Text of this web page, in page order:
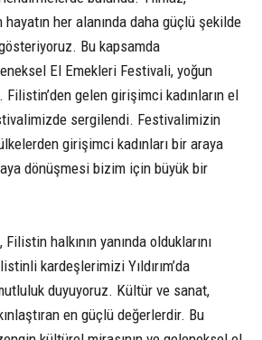
hayatın her alanında daha güçlü şekilde
Bu kapsamda
El Emekleri Festivali, yoğun
Filistin’den gelen girişimci kadınların el
sergilendi. Festivalimizin
girişimci kadınları bir araya
dönüşmesi bizim için büyük bir
halkının yanında olduklarını
kardeşlerimizi Yıldırım’da
duyuyoruz. Kültür ve sanat,
en güçlü değerlerdir. Bu